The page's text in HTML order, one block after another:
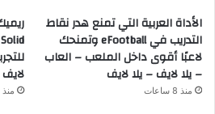
الأداة العربية التي تمنع هدر نقاط
التدريب في eFootball وتمنحك
لاعبًا أقوى داخل الملعب – العاب
– يلا لايف – يلا لايف
منذ 8 ساعات
لايف
منذ 8 ساعات